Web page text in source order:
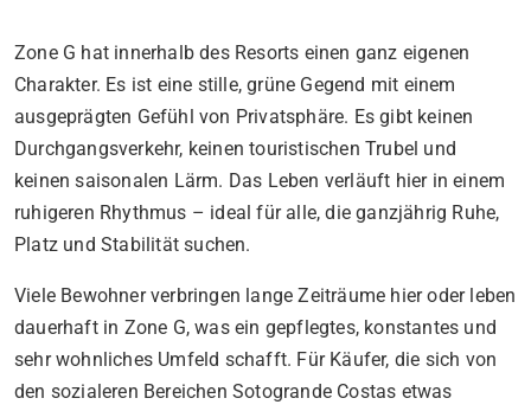
Zone G hat innerhalb des Resorts einen ganz eigenen
Charakter. Es ist eine stille, grüne Gegend mit einem
ausgeprägten Gefühl von Privatsphäre. Es gibt keinen
Durchgangsverkehr, keinen touristischen Trubel und
keinen saisonalen Lärm. Das Leben verläuft hier in einem
ruhigeren Rhythmus – ideal für alle, die ganzjährig Ruhe,
Platz und Stabilität suchen.
Viele Bewohner verbringen lange Zeiträume hier oder leben
dauerhaft in Zone G, was ein gepflegtes, konstantes und
sehr wohnliches Umfeld schafft. Für Käufer, die sich von
den sozialeren Bereichen Sotogrande Costas etwas